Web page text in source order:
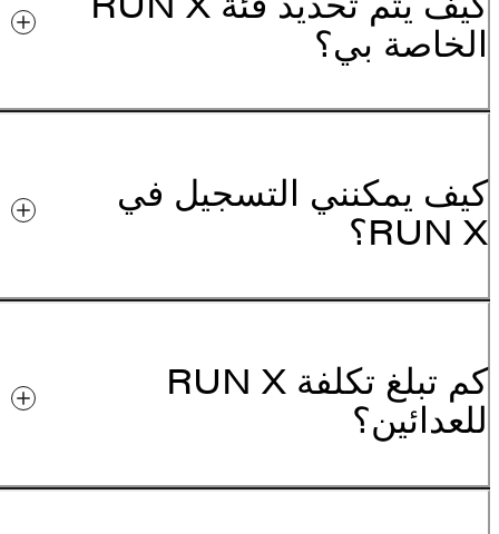
الخاصة بي؟
كيف يمكنني التسجيل في
RUN X؟
كم تبلغ تكلفة RUN X
للعدائين؟